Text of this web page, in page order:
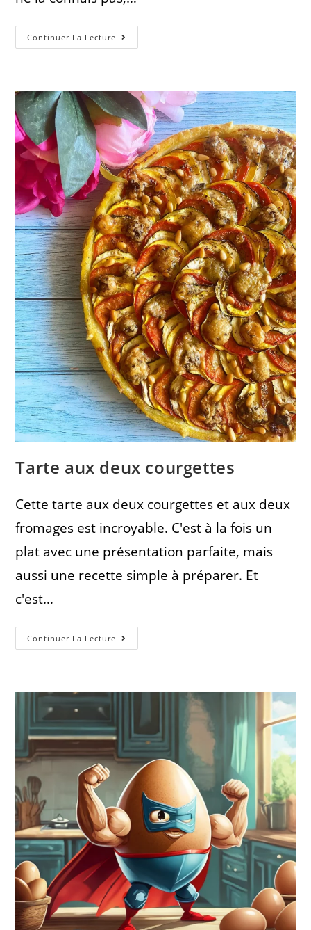
Continuer La Lecture
Tarte aux deux courgettes
Cette tarte aux deux courgettes et aux deux
fromages est incroyable. C'est à la fois un
plat avec une présentation parfaite, mais
aussi une recette simple à préparer. Et
c'est…
Continuer La Lecture